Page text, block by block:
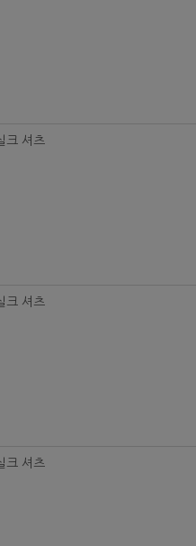
크 셔츠
크 셔츠
크 셔츠